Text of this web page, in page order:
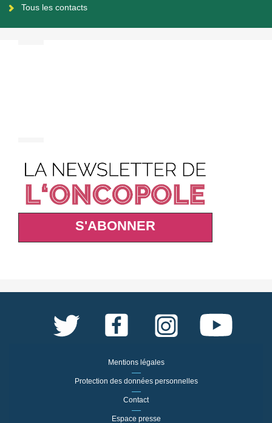
Tous les contacts
S'ABONNER
Mentions légales
Protection des données personnelles
Contact
Espace presse